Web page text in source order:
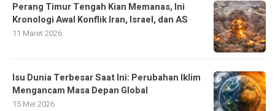
Perang Timur Tengah Kian Memanas, Ini
Kronologi Awal Konflik Iran, Israel, dan AS
11 Maret 2026
Isu Dunia Terbesar Saat Ini: Perubahan Iklim
Mengancam Masa Depan Global
15 Mei 2026